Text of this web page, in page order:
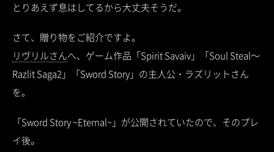
とりあえず息はしてるから大丈夫そうだ。
さて、贈り物をご紹介ですよ。
リヴリルさんへ、ゲーム作品「Spirit Savaiv」「Soul Steal～
Razlit Saga2」「Sword Story」の主人公・ラズリットさん
を。
「Sword Story ~Eternal~」が公開されていたので、そのプレ
イ後。